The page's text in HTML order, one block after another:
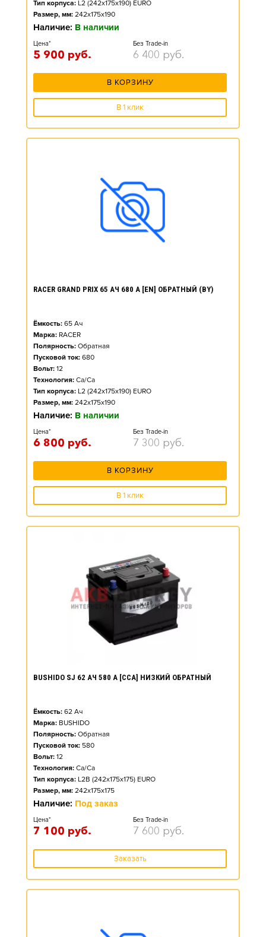
Тип корпуса: L2 (242x175x190) EURO
Размер, мм: 242x175x190
Наличие: В наличии
Цена*
5 900 руб.
Без Trade-in
6 400 руб.
В КОРЗИНУ
В 1 клик
RACER GRAND PRIX 65 АЧ 680 А [EN] ОБРАТНЫЙ (BY)
Ёмкость: 65 Ач
Марка: RACER
Полярность: Обратная
Пусковой ток: 680
Вольт: 12
Технология: Ca/Ca
Тип корпуса: L2 (242x175x190) EURO
Размер, мм: 242x175x190
Наличие: В наличии
Цена*
6 800 руб.
Без Trade-in
7 300 руб.
В КОРЗИНУ
В 1 клик
BUSHIDO SJ 62 АЧ 580 А [CCA] НИЗКИЙ ОБРАТНЫЙ
Ёмкость: 62 Ач
Марка: BUSHIDO
Полярность: Обратная
Пусковой ток: 580
Вольт: 12
Технология: Ca/Ca
Тип корпуса: L2B (242x175x175) EURO
Размер, мм: 242x175x175
Наличие: Под заказ
Цена*
7 100 руб.
Без Trade-in
7 600 руб.
Заказать